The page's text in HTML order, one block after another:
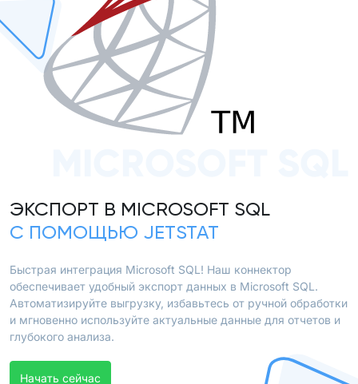
ЭКСПОРТ В MICROSOFT SQL
С ПОМОЩЬЮ JETSTAT
Быстрая интеграция Microsoft SQL! Наш коннектор
обеспечивает удобный экспорт данных в Microsoft SQL.
Автоматизируйте выгрузку, избавьтесь от ручной обработки
и мгновенно используйте актуальные данные для отчетов и
глубокого анализа.
Начать сейчас